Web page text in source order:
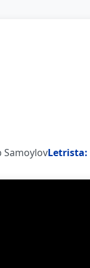
SamoylovLetrista: